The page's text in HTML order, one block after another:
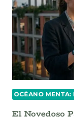
Y
EL
OCÉANO
El Novedoso